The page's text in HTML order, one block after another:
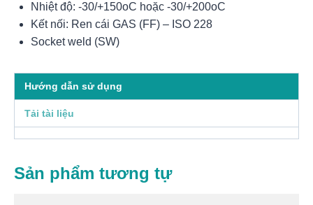
Nhiệt độ: -30/+150oC hoặc -30/+200oC
Kết nối: Ren cái GAS (FF) – ISO 228
Socket weld (SW)
Hướng dẫn sử dụng
Tải tài liệu
Sản phẩm tương tự